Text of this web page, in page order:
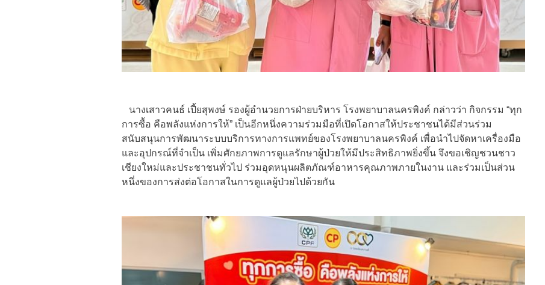
นางเสาวคนธ์ เปี้ยสุพงษ์ รองผู้อำนวยการฝ่ายบริหาร โรงพยาบาลนครพิงค์ กล่าวว่า กิจกรรม “ทุก
การซื้อ คือพลังแห่งการให้” เป็นอีกหนึ่งความร่วมมือที่เปิดโอกาสให้ประชาชนได้มีส่วนร่วม
สนับสนุนการพัฒนาระบบบริการทางการแพทย์ของโรงพยาบาลนครพิงค์ เพื่อนำไปจัดหาเครื่องมือ
และอุปกรณ์ที่จำเป็น เพิ่มศักยภาพการดูแลรักษาผู้ป่วยให้มีประสิทธิภาพยิ่งขึ้น จึงขอเชิญชวนชาว
เชียงใหม่และประชาชนทั่วไป ร่วมอุดหนุนผลิตภัณฑ์อาหารคุณภาพภายในงาน และร่วมเป็นส่วน
หนึ่งของการส่งต่อโอกาสในการดูแลผู้ป่วยไปด้วยกัน